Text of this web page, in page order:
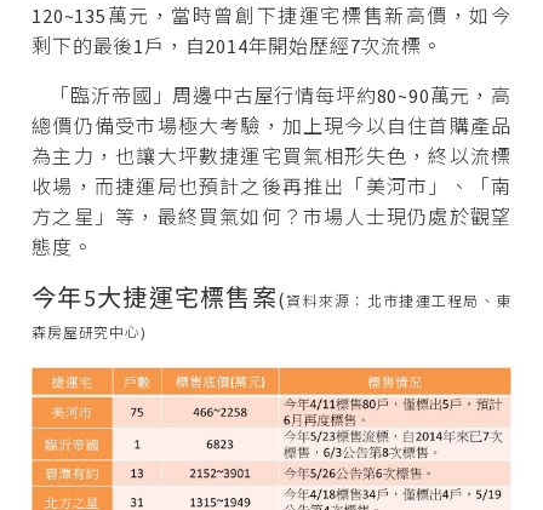
120~135萬元，當時曾創下捷運宅標售新高價，如今
剩下的最後1戶，自2014年開始歷經7次流標。
「臨沂帝國」周邊中古屋行情每坪約80~90萬元，高
總價仍備受市場極大考驗，加上現今以自住首購產品
為主力，也讓大坪數捷運宅買氣相形失色，終以流標
收場，而捷運局也預計之後再推出「美河市」、「南
方之星」等，最終買氣如何？市場人士現仍處於觀望
態度。
今年5大捷運宅標售案(資料來源：北市捷運工程局、東
森房屋研究中心)